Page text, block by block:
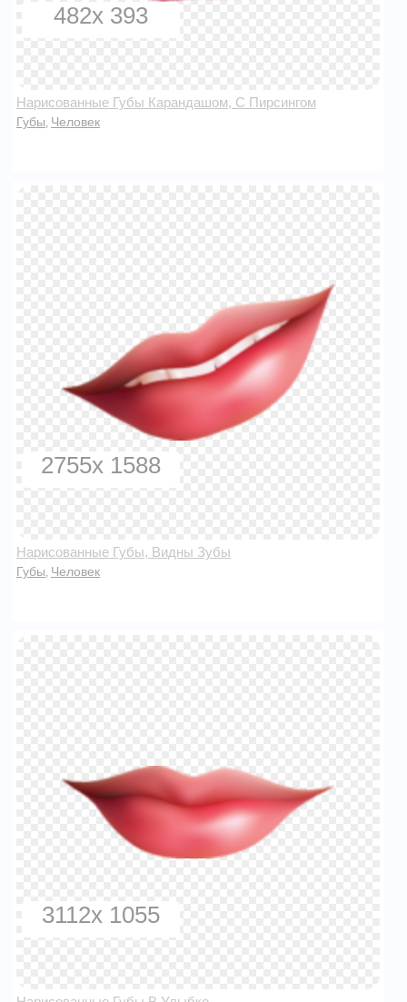
482x 393
Нарисованные Губы Карандашом, С Пирсингом
Губы Человек
2755x 1588
Нарисованные Губы, Видны Зубы
Губы Человек
3112x 1055